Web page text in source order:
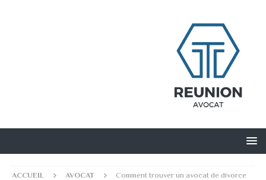
ACCUEIL AVOCAT
Comment trouver un avocat de divorce